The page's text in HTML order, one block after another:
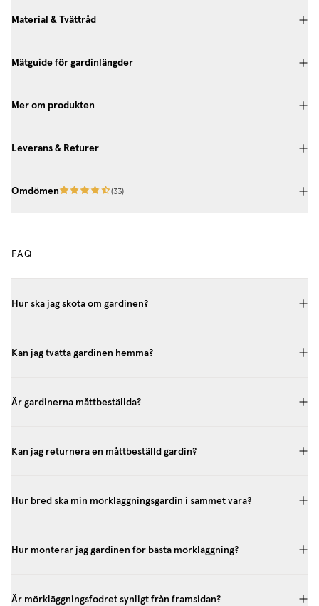
Material & Tvättråd
Mätguide för gardinlängder
Mer om produkten
Leverans & Returer
Omdömen (33)
FAQ
Hur ska jag sköta om gardinen?
Kan jag tvätta gardinen hemma?
Är gardinerna måttbeställda?
Kan jag returnera en måttbeställd gardin?
Hur bred ska min mörkläggningsgardin i sammet vara?
Hur monterar jag gardinen för bästa mörkläggning?
Är mörkläggningsfodret synligt från framsidan?